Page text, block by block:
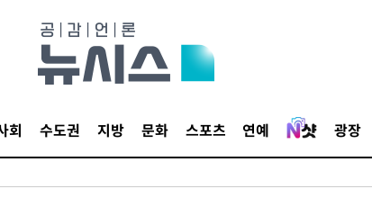
회 수도권 지방 문화 스포츠 연예 광장